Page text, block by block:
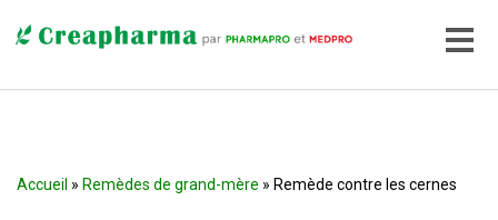
Accueil » Remèdes de grand-mère » Remède contre les cernes